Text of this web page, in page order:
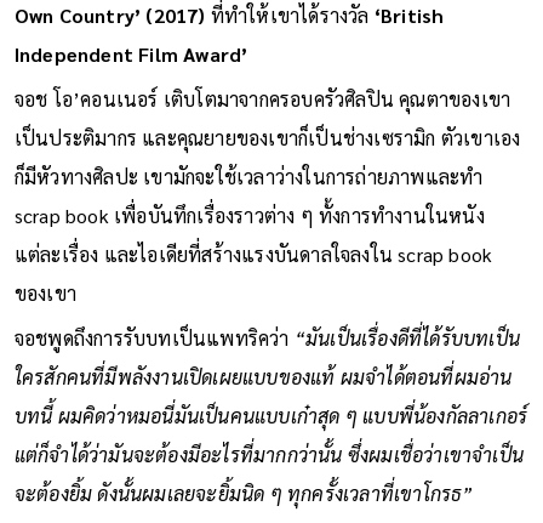
Own Country’ (2017) ที่ทำให้เขาได้รางวัล ‘British
Independent Film Award’
จอช โอ’คอนเนอร์ เติบโตมาจากครอบครัวศิลปิน คุณตาของเขา
เป็นประติมากร และคุณยายของเขาก็เป็นช่างเซรามิก ตัวเขาเอง
ก็มีหัวทางศิลปะ เขามักจะใช้เวลาว่างในการถ่ายภาพและทำ
scrap book เพื่อบันทึกเรื่องราวต่าง ๆ ทั้งการทำงานในหนัง
แต่ละเรื่อง และไอเดียที่สร้างแรงบันดาลใจลงใน scrap book
ของเขา
จอชพูดถึงการรับบทเป็นแพทริคว่า “มันเป็นเรื่องดีที่ได้รับบทเป็น
ใครสักคนที่มีพลังงานเปิดเผยแบบของแท้ ผมจำได้ตอนที่ผมอ่าน
บทนี้ ผมคิดว่าหมอนี่มันเป็นคนแบบเก๋าสุด ๆ แบบพี่น้องกัลลาเกอร์
แต่ก็จำได้ว่ามันจะต้องมีอะไรที่มากกว่านั้น ซึ่งผมเชื่อว่าเขาจำเป็น
จะต้องยิ้ม ดังนั้นผมเลยจะยิ้มนิด ๆ ทุกครั้งเวลาที่เขาโกรธ”